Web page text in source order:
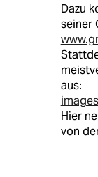
Dazu
seiner
aus:
Hier
von